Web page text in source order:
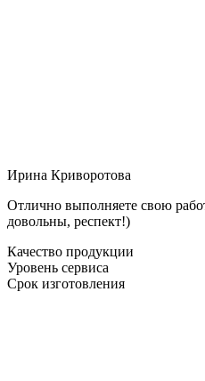
Ирина Криворотова
Отлично выполняете свою
довольны, респект!)
Качество продукции
Уровень сервиса
Срок изготовления